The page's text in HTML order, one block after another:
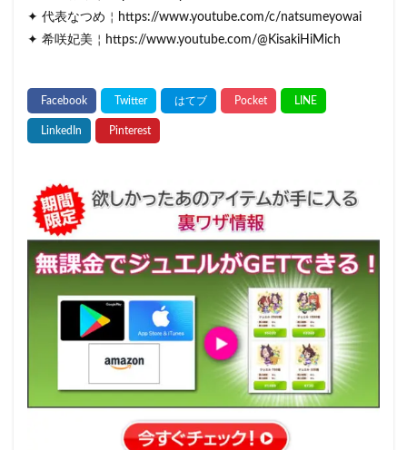
✦ 代表なつめ￤https://www.youtube.com/c/natsumeyowai
✦ 希咲妃美￤https://www.youtube.com/@KisakiHiMich